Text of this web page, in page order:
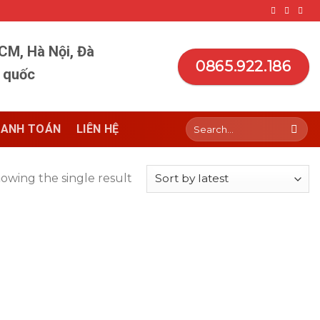
Hà Nội, Đà
quốc
0865.922.186
TOÁN LIÊN HỆ
Search
for:
the single result